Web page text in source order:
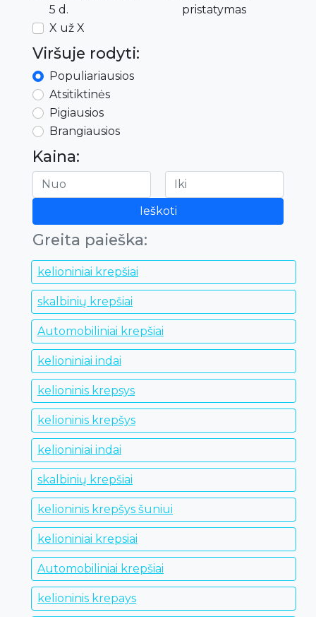
5 d.
pristatymas
X už X
Viršuje rodyti:
Populiariausios
Atsitiktinės
Pigiausios
Brangiausios
Kaina:
Ieškoti
Greita paieška:
kelioniniai krepšiai
skalbinių krepšiai
Automobiliniai krepšiai
kelioniniai indai
kelioninis krepsys
kelioninis krepšys
kelioniniai indai
skalbinių krepšiai
kelioninis krepšys šuniui
kelioniniai krepsiai
Automobiliniai krepšiai
kelioninis krepays